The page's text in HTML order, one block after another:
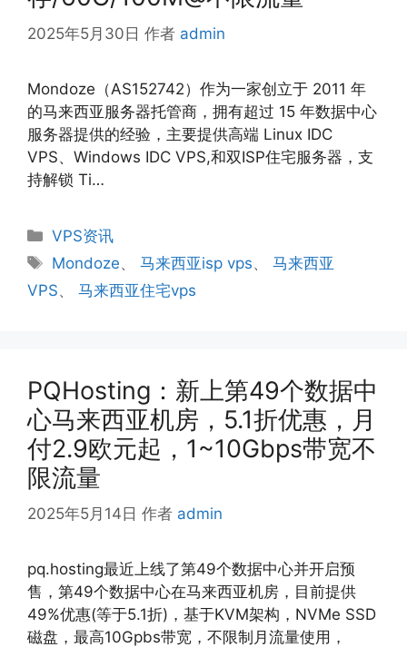
2025年5月30日 作者 admin
Mondoze（AS152742）作为一家创立于 2011 年
的马来西亚服务器托管商，拥有超过 15 年数据中心
服务器提供的经验，主要提供高端 Linux IDC
VPS、Windows IDC VPS,和双ISP住宅服务器，支
持解锁 Ti…
分
类
VPS资讯
标
签
Mondoze、马来西亚isp vps、马来西亚
VPS、 马来西亚住宅vps
PQHosting：新上第49个数据中
心马来西亚机房，5.1折优惠，月
付2.9欧元起，1~10Gbps带宽不
限流量
2025年5月14日 作者 admin
pq.hosting最近上线了第49个数据中心并开启预
售，第49个数据中心在马来西亚机房，目前提供
49%优惠(等于5.1折)，基于KVM架构，NVMe SSD
磁盘，最高10Gpbs带宽，不限制月流量使用，